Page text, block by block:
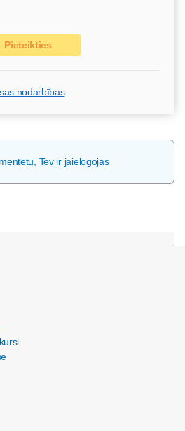
Pieteikties
nodarbības
Tev ir jāielogojas